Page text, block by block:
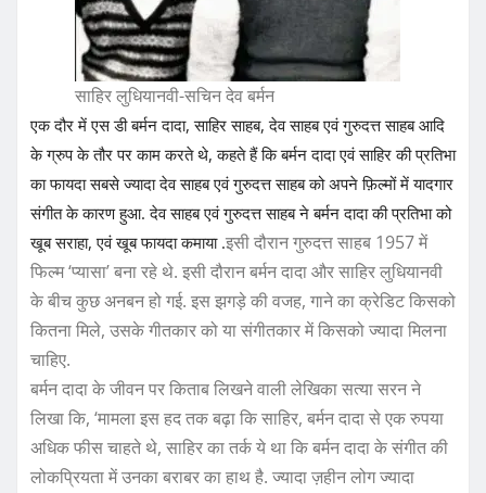
साहिर लुधियानवी-सचिन देव बर्मन
एक दौर में एस डी बर्मन दादा, साहिर साहब, देव साहब एवं गुरुदत्त साहब आदि
के ग्रुप के तौर पर काम करते थे, कहते हैं कि बर्मन दादा एवं साहिर की प्रतिभा
का फायदा सबसे ज्यादा देव साहब एवं गुरुदत्त साहब को अपने फ़िल्मों में यादगार
संगीत के कारण हुआ. देव साहब एवं गुरुदत्त साहब ने बर्मन दादा की प्रतिभा को
खूब सराहा, एवं खूब फायदा कमाया .इसी दौरान गुरुदत्त साहब 1957 में
फिल्म ‘प्यासा’ बना रहे थे. इसी दौरान बर्मन दादा और साहिर लुधियानवी
के बीच कुछ अनबन हो गई. इस झगड़े की वजह, गाने का क्रेडिट किसको
कितना मिले, उसके गीतकार को या संगीतकार में किसको ज्यादा मिलना
चाहिए.
बर्मन दादा के जीवन पर किताब लिखने वाली लेखिका सत्या सरन ने
लिखा कि, ‘मामला इस हद तक बढ़ा कि साहिर, बर्मन दादा से एक रुपया
अधिक फीस चाहते थे, साहिर का तर्क ये था कि बर्मन दादा के संगीत की
लोकप्रियता में उनका बराबर का हाथ है. ज्यादा ज़हीन लोग ज्यादा